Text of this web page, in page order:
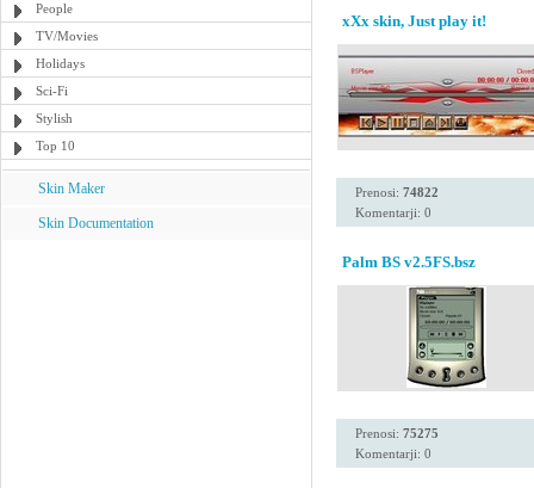
People
TV/Movies
Holidays
Sci-Fi
Stylish
Top 10
Skin Maker
Skin Documentation
xXx skin, Just play it!
Prenosi: 74822
Komentarji: 0
Palm BS v2.5FS.bsz
Prenosi: 75275
Komentarji: 0